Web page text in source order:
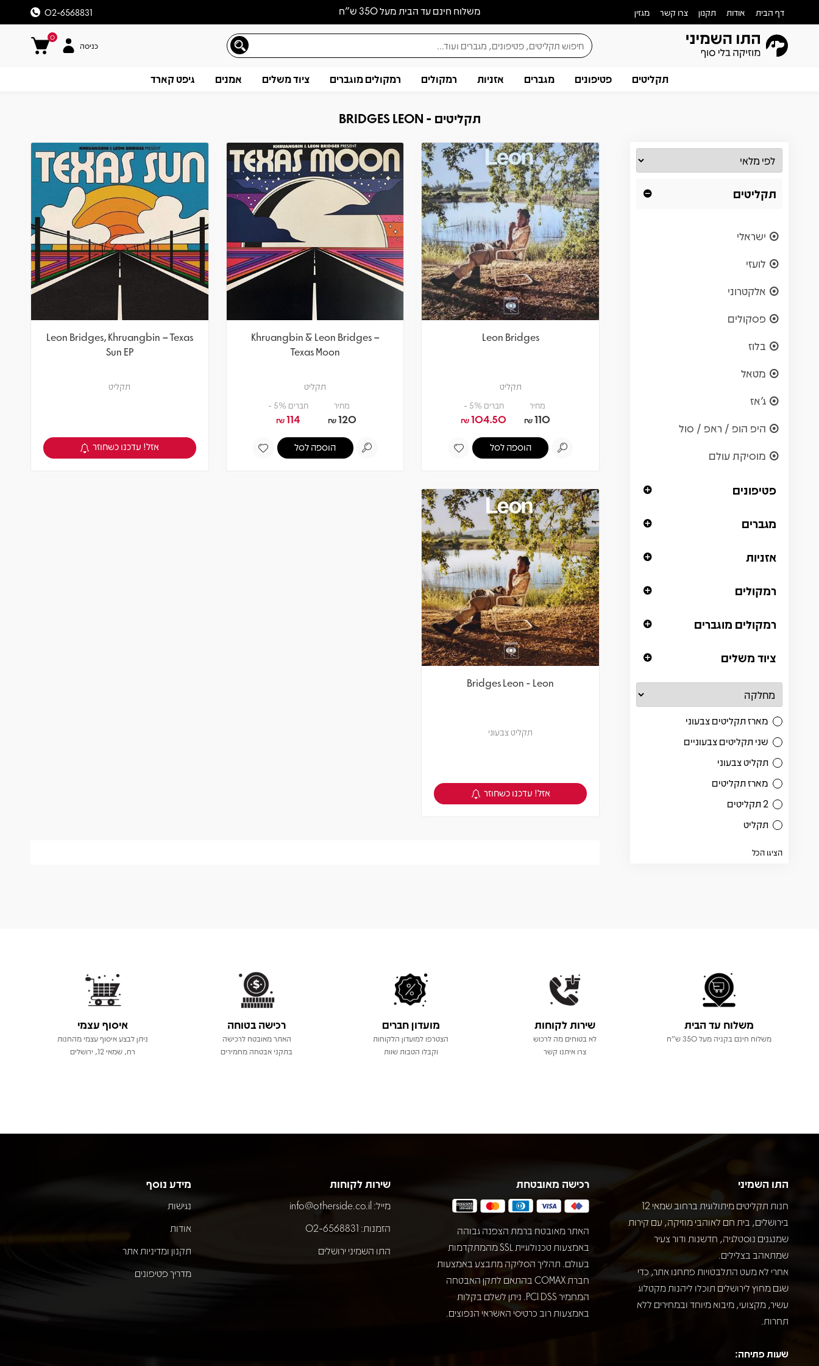
משלוח חינם עד הבית מעל 350 ש״ח דף הבית אודות תקנון צרו קשר מגזין 02-6568831
0
כניסה
תקליטים פטיפונים מגברים אזניות רמקולים רמקולים מוגברים ציוד משלים אמנים גיפט קארד
תקליטים - BRIDGES LEON
תקליטים
ישראלי
לועזי
אלקטרוני
פסקולים
בלוז
מטאל
ג'אז
היפ הופ / ראפ / סול
מוסיקת עולם
פטיפונים
מגברים
אזניות
רמקולים
רמקולים מוגברים
ציוד משלים
מארז תקליטים צבעוני
שני תקליטים צבעוניים
תקליט צבעוני
מארז תקליטים
2 תקליטים
תקליט
הציגו הכל
Leon Bridges
תקליט
מחיר
110
₪
חברים 5% -
104.50
₪
הוספה לסל
Khruangbin & Leon Bridges –
Texas Moon
תקליט
מחיר
120
₪
חברים 5% -
114
₪
הוספה לסל
Leon Bridges, Khruangbin – Texas
Sun EP
תקליט
צפיה במוצר
אזל! עדכנו כשחוזר
Bridges Leon - Leon
תקליט צבעוני
צפיה במוצר
אזל! עדכנו כשחוזר
משלוח עד הבית
משלוח חינם בקניה מעל 350 ש"ח
שירות לקוחות
לא בטוחים מה לרכוש
צרו איתנו קשר
מועדון חברים
הצטרפו למועדון הלקוחות
וקבלו הטבות שוות
רכישה בטוחה
האתר מאובטח לרכישה
בתקני אבטחה מחמירים
איסוף עצמי
ניתן לבצע איסוף עצמי מהחנות
רח, שמאי 12, ירושלים
התו השמיני
חנות תקליטים מיתולוגית ברחוב שמאי 12
בירושלים, בית חם לאוהבי מוזיקה, עם קירות
שמנגנים נוסטלגיה, חדשנות ודור צעיר
שמתאהב בצלילים.
אחרי לא מעט התלבטויות פתחנו אתר, כדי
שגם מחוץ לירושלים תוכלו ליהנות מקטלוג
עשיר, מקצועי, מיבוא מיוחד ובמחירים ללא
תחרות.
שעות פתיחה:
רכישה מאובטחת
האתר מאובטח ברמת הצפנה גבוהה
באמצעות טכנולוגיית SSL מהמתקדמות
בעולם. תהליך הסליקה מתבצע באמצעות
חברת COMAX בהתאם לתקן האבטחה
המחמיר PCI DSS. ניתן לשלם בקלות
באמצעות רוב כרטיסי האשראי הנפוצים.
שירות לקוחות
מייל: info@otherside.co.il
הזמנות: 02-6568831
התו השמיני ירושלים
מידע נוסף
נגישות
אודות
תקנון ומדיניות אתר
מדריך פטיפונים